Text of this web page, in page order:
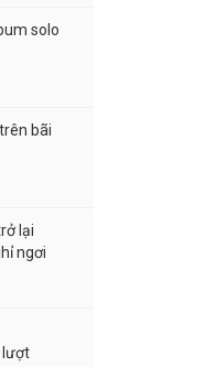
solo
bãi
lại
ngơi
lượt